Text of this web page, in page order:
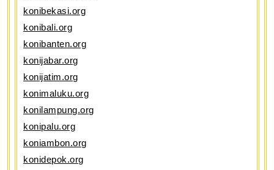
konibekasi.org
konibali.org
konibanten.org
konijabar.org
konijatim.org
konimaluku.org
konilampung.org
konipalu.org
koniambon.org
konidepok.org